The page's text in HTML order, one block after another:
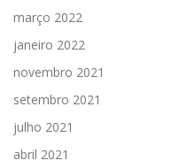
março 2022
janeiro 2022
novembro 2021
setembro 2021
julho 2021
abril 2021